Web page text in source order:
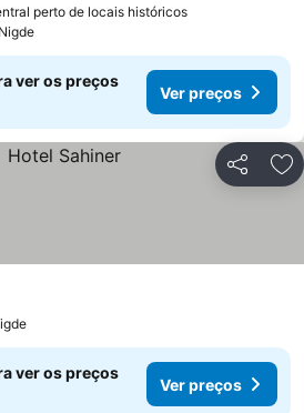
perto de locais históricos
Nigde
ver os preços
Ver preços
Partilhar
ver os preços
Ver preços